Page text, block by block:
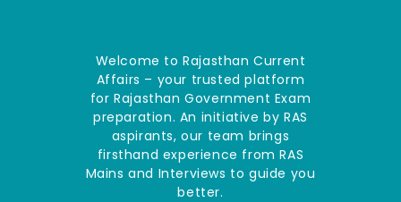
Welcome to Rajasthan Current
Affairs – your trusted platform
for Rajasthan Government Exam
preparation. An initiative by RAS
aspirants, our team brings
firsthand experience from RAS
Mains and Interviews to guide you
better.